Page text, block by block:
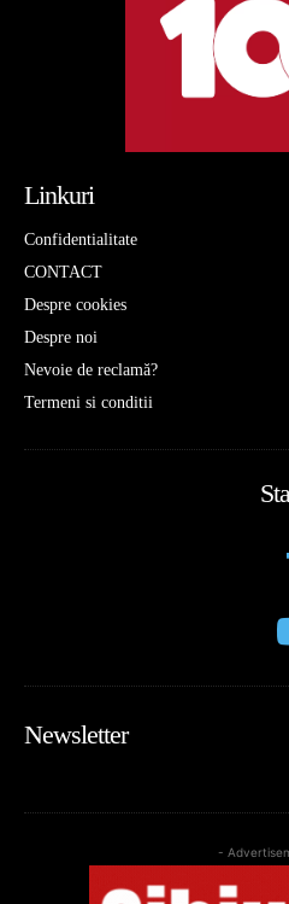
Linkuri
Confidentialitate
CONTACT
Despre cookies
Despre noi
Nevoie de reclamă?
Termeni si conditii
Newsletter
-